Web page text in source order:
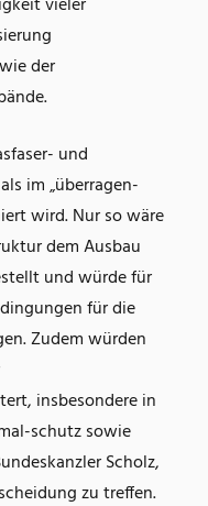
der
und
im „überragen-
wird. Nur so wäre
dem Ausbau
und würde für
für die
Zudem würden
insbesondere in
schutz sowie
Scholz,
zu treffen.